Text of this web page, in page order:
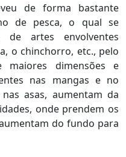
de forma bastante
de pesca, o qual se
artes envolventes
o chinchorro, etc., pelo
dimensões e
nas mangas e no
asas, aumentam da
onde prendem os
do fundo para